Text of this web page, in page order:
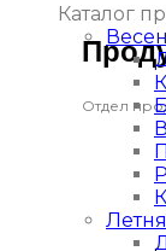
Отдел
Каталог